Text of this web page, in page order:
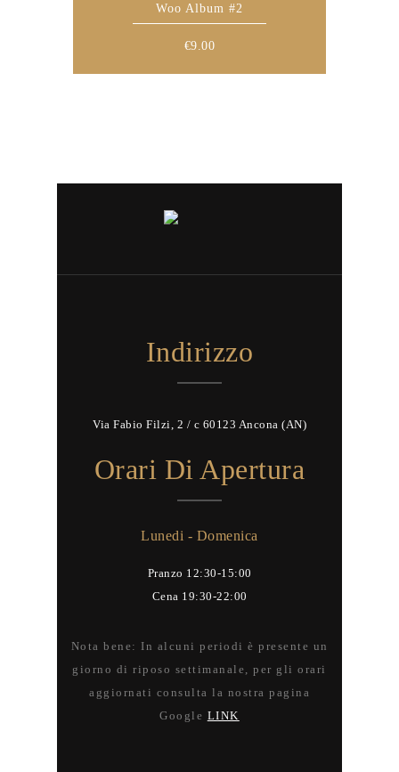
Woo Album #2
€9.00
Indirizzo
Via Fabio Filzi, 2 / c 60123 Ancona (AN)
Orari Di Apertura
Lunedi - Domenica
Pranzo 12:30-15:00
Cena 19:30-22:00
Nota bene: In alcuni periodi è presente un
giorno di riposo settimanale, per gli orari
aggiornati consulta la nostra pagina
Google LINK